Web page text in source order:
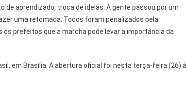
aprendizado, troca de ideias. A gente passou por um
uma retomada. Todos foram penalizados pela
prefeitos que a marcha pode levar a importância da
em Brasília. A abertura oficial foi nesta terça-feira (26)